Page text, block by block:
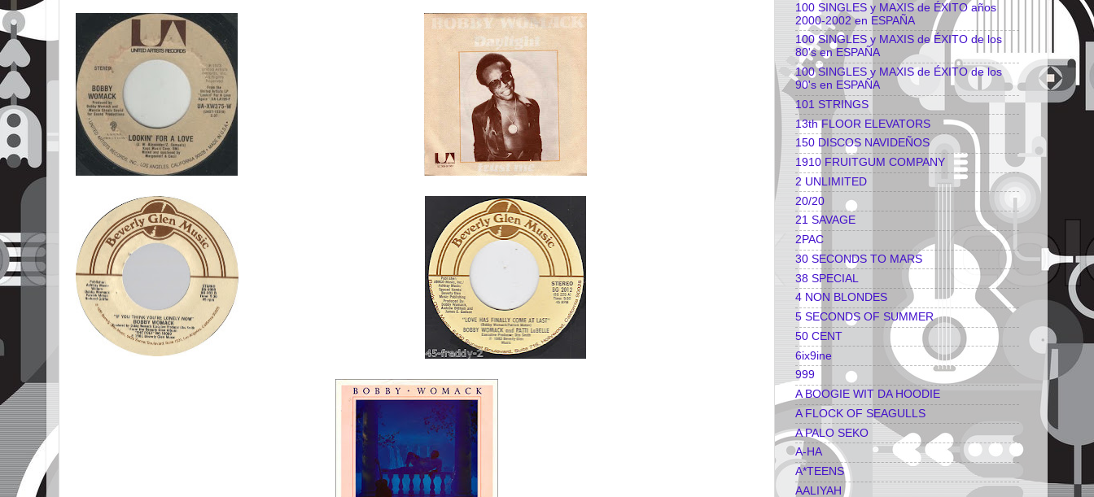
100 SINGLES y MAXIS de ÉXITO años
2000-2002 en ESPAÑA
100 SINGLES y MAXIS de ÉXITO de los
80's en ESPAÑA
100 SINGLES y MAXIS de ÉXITO de los
90's en ESPAÑA
101 STRINGS
13th FLOOR ELEVATORS
150 DISCOS NAVIDEÑOS
1910 FRUITGUM COMPANY
2 UNLIMITED
20/20
21 SAVAGE
2PAC
30 SECONDS TO MARS
38 SPECIAL
4 NON BLONDES
5 SECONDS OF SUMMER
50 CENT
6ix9ine
999
A BOOGIE WIT DA HOODIE
A FLOCK OF SEAGULLS
A PALO SEKO
A-HA
A*TEENS
AALIYAH